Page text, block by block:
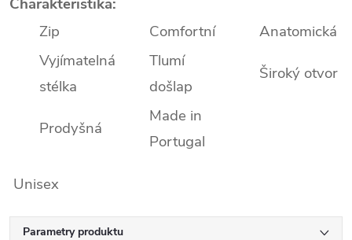
Zip
Comfortní
Anatomická
Vyjímatelná
stélka
Tlumí
došlap
Široký otvor
Prodyšná
Made in
Portugal
Unisex
Parametry produktu